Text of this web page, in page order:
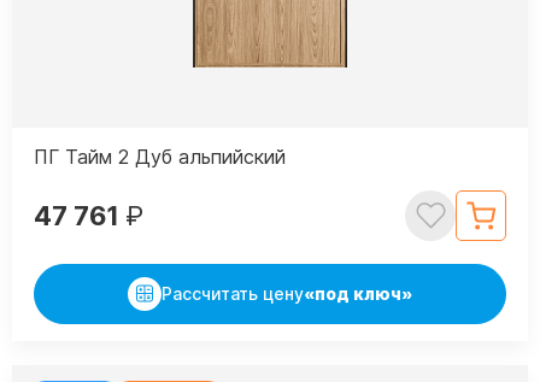
ПГ Тайм 2 Дуб альпийский
47 761 ₽
Рассчитать цену«под ключ»